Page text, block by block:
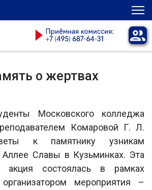
о жертвах
Московского колледжа
Комаровой Г. Л.
к памятнику узникам
Аллее Славы в Кузьминках. Эта
акция состоялась в рамках
мероприятия –